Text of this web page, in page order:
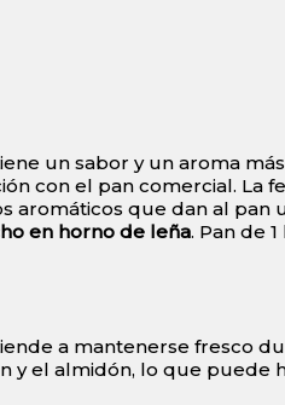
un sabor y un aroma
con el pan comercial. La
aromáticos que dan al pan
en horno de leña. Pan de 1
a mantenerse fresco
el almidón, lo que puede